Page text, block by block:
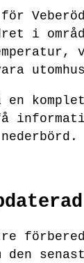
för
i
en
den